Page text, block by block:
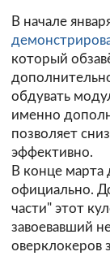
В начале
который
обдувать
именно
позволяет
эффективно.
В конце марта
официально.
части" этот
завоевавший
оверклокеров